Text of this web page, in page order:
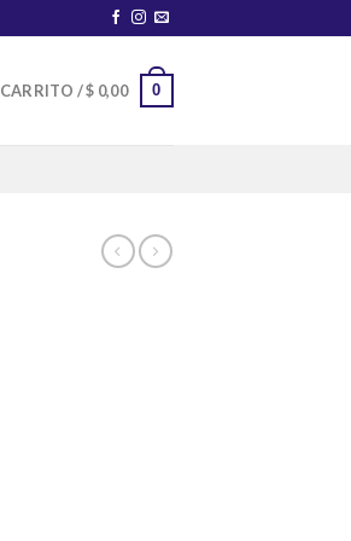
CARRITO /$ 0,00 0